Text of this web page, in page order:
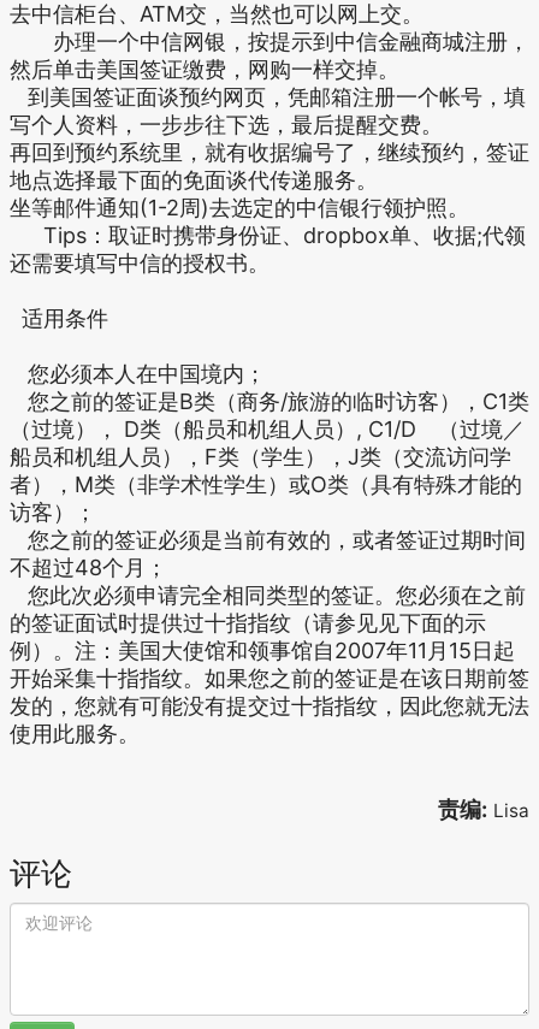
去中信柜台、ATM交，当然也可以网上交。
办理一个中信网银，按提示到中信金融商城注册，
然后单击美国签证缴费，网购一样交掉。
到美国签证面谈预约网页，凭邮箱注册一个帐号，填
写个人资料，一步步往下选，最后提醒交费。
再回到预约系统里，就有收据编号了，继续预约，签证
地点选择最下面的免面谈代传递服务。
坐等邮件通知(1-2周)去选定的中信银行领护照。
Tips：取证时携带身份证、dropbox单、收据;代领
还需要填写中信的授权书。
适用条件
您必须本人在中国境内；
您之前的签证是B类（商务/旅游的临时访客），C1类
（过境）， D类（船员和机组人员）, C1/D （过境／
船员和机组人员），F类（学生），J类（交流访问学
者），M类（非学术性学生）或O类（具有特殊才能的
访客）；
您之前的签证必须是当前有效的，或者签证过期时间
不超过48个月；
您此次必须申请完全相同类型的签证。您必须在之前
的签证面试时提供过十指指纹（请参见见下面的示
例）。注：美国大使馆和领事馆自2007年11月15日起
开始采集十指指纹。如果您之前的签证是在该日期前签
发的，您就有可能没有提交过十指指纹，因此您就无法
使用此服务。
责编: Lisa
评论